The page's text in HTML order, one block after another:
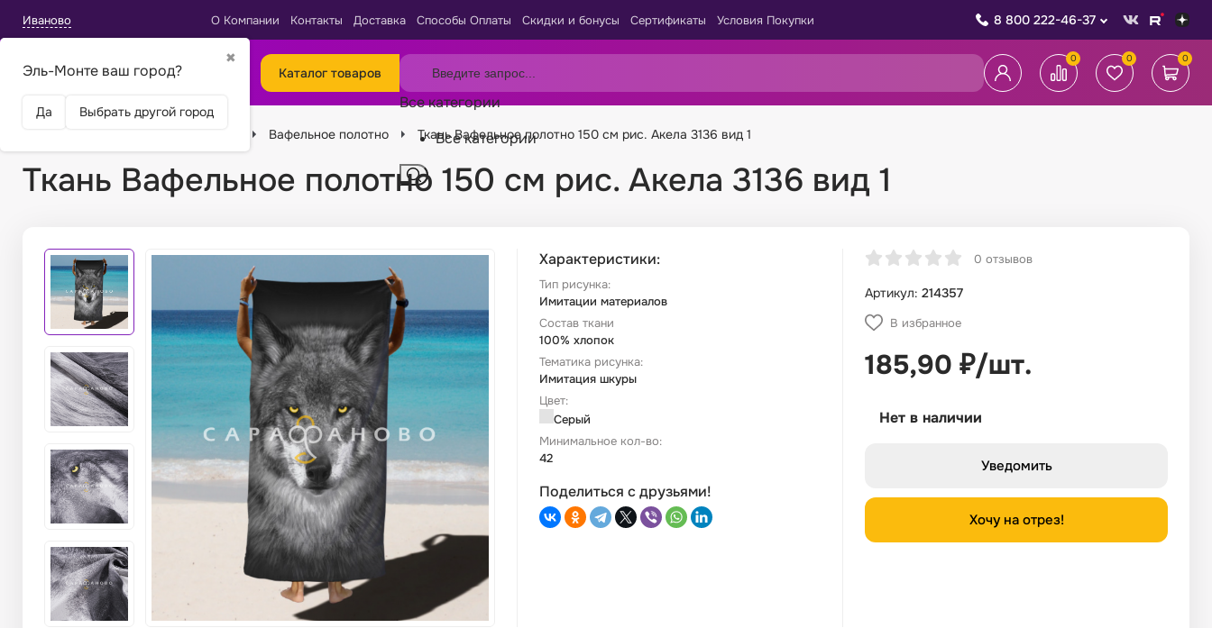
Иваново
✖
Эль-Монте ваш город?
Да Выбрать другой город
О Компании Контакты Доставка Способы Оплаты Скидки и бонусы Сертификаты Условия Покупки 8 800 222-46-37
Каталог товаров
Все категории
Все категории
0 0 0
Вафельное полотно Ткань Вафельное полотно 150 см рис. Акела 3136 вид 1
Ткань Вафельное полотно 150 см рис. Акела 3136 вид 1
Характеристики:
Тип рисунка:
Имитации материалов
Состав ткани
100% хлопок
Тематика рисунка:
Имитация шкуры
Цвет:
Серый
Минимальное кол-во:
42
Поделиться с друзьями!
0 отзывов
Артикул: 214357
В избранное
185,90 ₽/шт.
Нет в наличии
Уведомить
Хочу на отрез!